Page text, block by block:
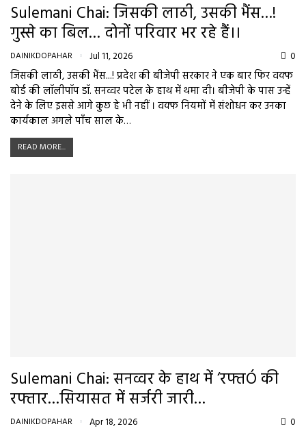
Sulemani Chai: जिसकी लाठी, उसकी भैंस…!
गुस्से का बिल… दोनों परिवार भर रहे हैं।।
DAINIKDOPAHAR Jul 11, 2026 0
जिसकी लाठी, उसकी भैंस...! प्रदेश की बीजेपी सरकार ने एक बार फिर वक्फ
बोर्ड की लॉलीपॉप डॉ. सनव्वर पटेल के हाथ में थमा दी। बीजेपी के पास उन्हें
देने के लिए इससे आगे कुछ हे भी नहीं । वक्फ नियमों में संशोधन कर उनका
कार्यकाल अगले पाँच साल के…
READ MORE...
Sulemani Chai: सनव्वर के हाथ में ‘रफ्तÓ की
रफ्तार…सियासत में सर्जरी जारी…
DAINIKDOPAHAR Apr 18, 2026 0